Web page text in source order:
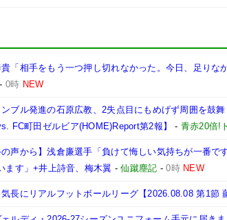
「相手をもう一つ押し切れなかった。今日、足りな
- 0時 NEW
ブル発進の石原広教、2失点目にもめげず周囲を鼓
FC町田ゼルビア(HOME)Report第2報】
- 青赤20倍!
の声から】浅倉廉選手「負けて悔しい気持ちが一番
ます」+井上詩音、梅木翼 -仙蹴塵記 -0時 NEW
長にリアルフットボールリーグ【2026.08.08 第1節